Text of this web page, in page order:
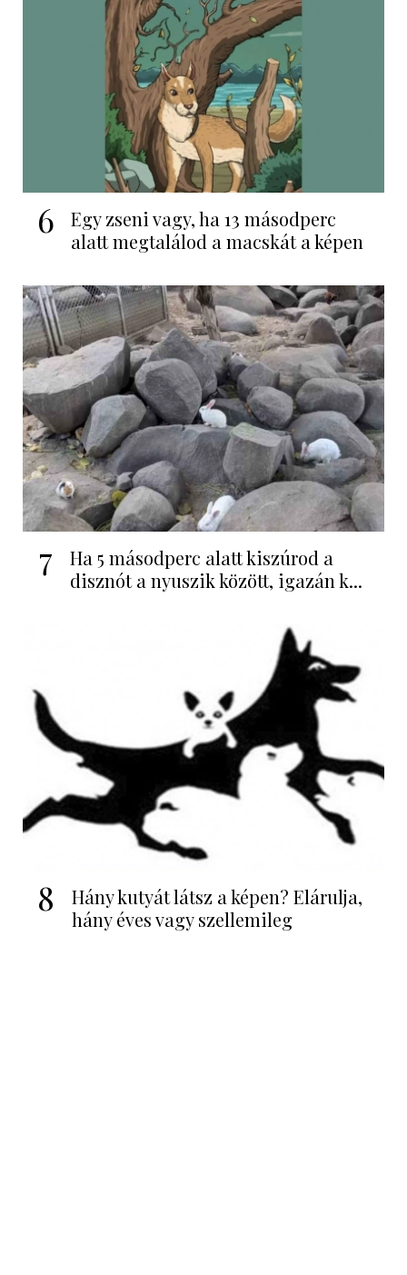
6
Egy zseni vagy, ha 13 másodperc
alatt megtalálod a macskát a képen
7
Ha 5 másodperc alatt kiszúrod a
disznót a nyuszik között, igazán k...
8
Hány kutyát látsz a képen? Elárulja,
hány éves vagy szellemileg